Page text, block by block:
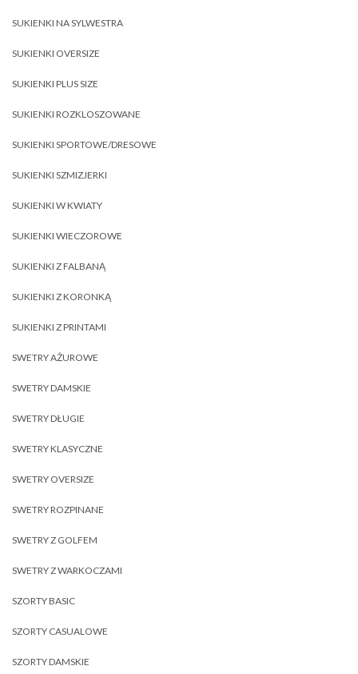
SUKIENKI NA SYLWESTRA
SUKIENKI OVERSIZE
SUKIENKI PLUS SIZE
SUKIENKI ROZKLOSZOWANE
SUKIENKI SPORTOWE/DRESOWE
SUKIENKI SZMIZJERKI
SUKIENKI W KWIATY
SUKIENKI WIECZOROWE
SUKIENKI Z FALBANĄ
SUKIENKI Z KORONKĄ
SUKIENKI Z PRINTAMI
SWETRY AŻUROWE
SWETRY DAMSKIE
SWETRY DŁUGIE
SWETRY KLASYCZNE
SWETRY OVERSIZE
SWETRY ROZPINANE
SWETRY Z GOLFEM
SWETRY Z WARKOCZAMI
SZORTY BASIC
SZORTY CASUALOWE
SZORTY DAMSKIE